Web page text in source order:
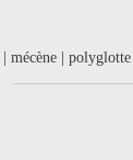
mécène | polyglotte